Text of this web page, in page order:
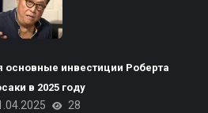
основные инвестиции Роберта
в 2025 году
28